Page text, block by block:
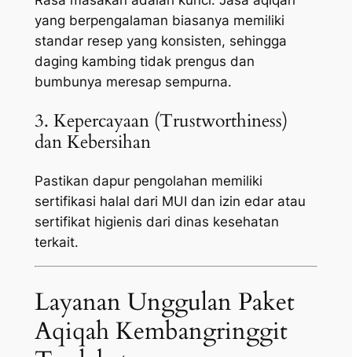
yang berpengalaman biasanya memiliki
standar resep yang konsisten, sehingga
daging kambing tidak prengus dan
bumbunya meresap sempurna.
3. Kepercayaan (Trustworthiness)
dan Kebersihan
Pastikan dapur pengolahan memiliki
sertifikasi halal dari MUI dan izin edar atau
sertifikat higienis dari dinas kesehatan
terkait.
Layanan Unggulan Paket
Aqiqah Kembangringgit